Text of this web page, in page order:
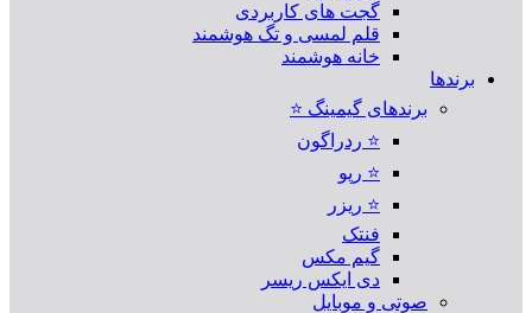
گجت های کاربردی
قلم لمسی و تگ هوشمند
خانه هوشمند
برندها
برندهای گیمینگ ⭐
⭐ ردراگون
⭐ رپو
⭐ ریزر
فنتک
گیم مکس
دی ایکس ریسر
صوتی و موبایل